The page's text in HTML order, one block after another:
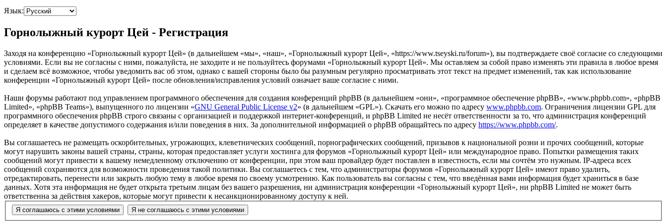
Язык:
Горнолыжный курорт Цей - Регистрация
Заходя на конференцию «Горнолыжный курорт Цей» (в дальнейшем «мы», «наш», «Горнолыжный курорт Цей», «https://www.tseyski.ru/forum»), вы подтверждаете своё согласие со следующими
условиями. Если вы не согласны с ними, пожалуйста, не заходите и не пользуйтесь форумами «Горнолыжный курорт Цей». Мы оставляем за собой право изменять эти правила в любое время
и сделаем всё возможное, чтобы уведомить вас об этом, однако с вашей стороны было бы разумным регулярно просматривать этот текст на предмет изменений, так как использование
конференции «Горнолыжный курорт Цей» после обновления/исправления условий означает ваше согласие с ними.
Наши форумы работают под управлением программного обеспечения для создания конференций phpBB (в дальнейшем «они», «программное обеспечение phpBB», «www.phpbb.com», «phpBB
Limited», «phpBB Teams»), выпущенного по лицензии «GNU General Public License v2» (в дальнейшем «GPL»). Скачать его можно по адресу www.phpbb.com. Ограничения лицензии GPL для
программного обеспечения phpBB строго связаны с организацией и поддержкой интернет-конференций, и phpBB Limited не несёт ответственности за то, что администрация конференций
определяет в качестве допустимого содержания и/или поведения в них. За дополнительной информацией о phpBB обращайтесь по адресу https://www.phpbb.com/.
Вы соглашаетесь не размещать оскорбительных, угрожающих, клеветнических сообщений, порнографических сообщений, призывов к национальной розни и прочих сообщений, которые
могут нарушить законы вашей страны, страны, которая предоставляет услуги хостинга для форумов «Горнолыжный курорт Цей» или международное право. Попытки размещения таких
сообщений могут привести к вашему немедленному отключению от конференции, при этом ваш провайдер будет поставлен в известность, если мы сочтём это нужным. IP-адреса всех
сообщений сохраняются для возможности проведения такой политики. Вы соглашаетесь с тем, что администраторы форумов «Горнолыжный курорт Цей» имеют право удалить,
отредактировать, перенести или закрыть любую тему в любое время по своему усмотрению. Как пользователь вы согласны с тем, что введённая вами информация будет храниться в базе
данных. Хотя эта информация не будет открыта третьим лицам без вашего разрешения, ни администрация конференции «Горнолыжный курорт Цей», ни phpBB Limited не может быть
ответственна за действия хакеров, которые могут привести к несанкционированному доступу к ней.